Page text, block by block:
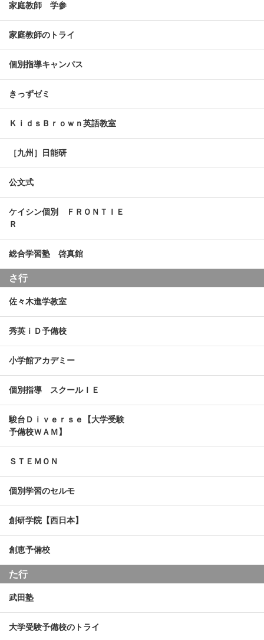
家庭教師 学参
家庭教師のトライ
個別指導キャンパス
きっずゼミ
ＫｉｄｓＢｒｏｗｎ英語教室
［九州］日能研
公文式
ケイシン個別 ＦＲＯＮＴＩＥ
Ｒ
総合学習塾 啓真館
さ行
佐々木進学教室
秀英ｉＤ予備校
小学館アカデミー
個別指導 スクールＩＥ
駿台Ｄｉｖｅｒｓｅ【大学受験
予備校ＷＡＭ】
ＳＴＥＭＯＮ
個別学習のセルモ
創研学院【西日本】
創恵予備校
た行
武田塾
大学受験予備校のトライ